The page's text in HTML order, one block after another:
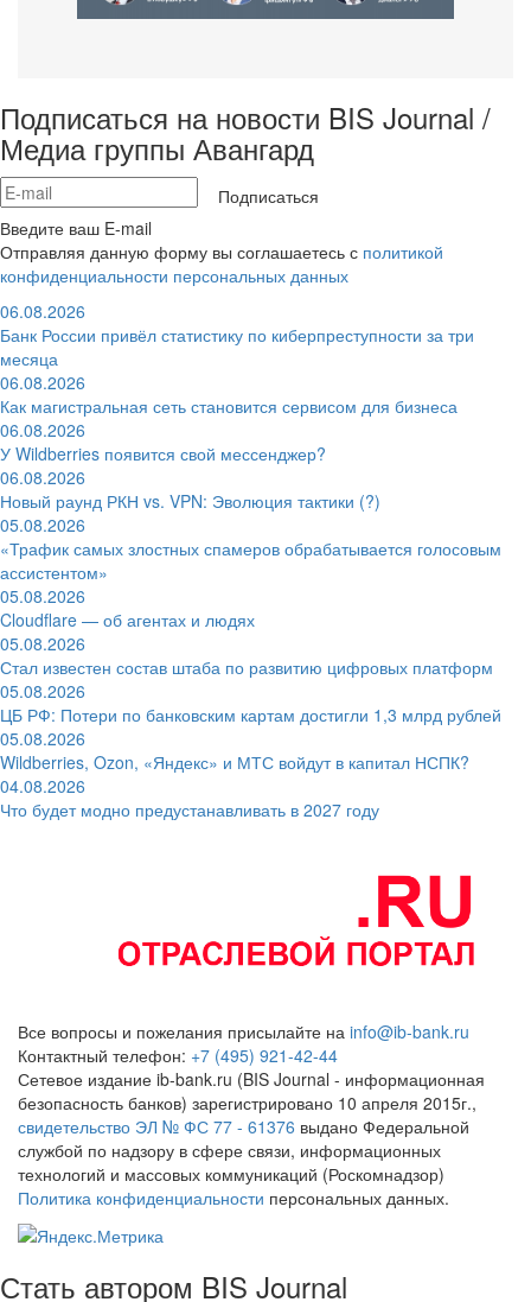
Подписаться на новости BIS Journal /
Медиа группы Авангард
Подписаться
Введите ваш E-mail
Отправляя данную форму вы соглашаетесь с политикой
конфиденциальности персональных данных
06.08.2026
Банк России привёл статистику по киберпреступности за три
месяца
06.08.2026
Как магистральная сеть становится сервисом для бизнеса
06.08.2026
У Wildberries появится свой мессенджер?
06.08.2026
Новый раунд РКН vs. VPN: Эволюция тактики (?)
05.08.2026
«Трафик самых злостных спамеров обрабатывается голосовым
ассистентом»
05.08.2026
Cloudflare — об агентах и людях
05.08.2026
Стал известен состав штаба по развитию цифровых платформ
05.08.2026
ЦБ РФ: Потери по банковским картам достигли 1,3 млрд рублей
05.08.2026
Wildberries, Ozon, «Яндекс» и МТС войдут в капитал НСПК?
04.08.2026
Что будет модно предустанавливать в 2027 году
Все вопросы и пожелания присылайте на info@ib-bank.ru
Контактный телефон: +7 (495) 921-42-44
Сетевое издание ib-bank.ru (BIS Journal - информационная
безопасность банков) зарегистрировано 10 апреля 2015г.,
свидетельство ЭЛ № ФС 77 - 61376 выдано Федеральной
службой по надзору в сфере связи, информационных
технологий и массовых коммуникаций (Роскомнадзор)
Политика конфиденциальности персональных данных.
Стать автором BIS Journal